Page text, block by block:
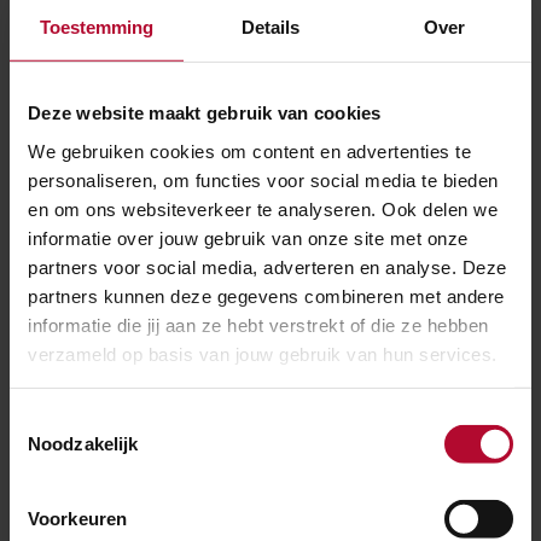
Toestemming Details Over
Deze website maakt gebruik van cookies
We gebruiken cookies om content en advertenties te
personaliseren, om functies voor social media te bieden
en om ons websiteverkeer te analyseren. Ook delen we
informatie over jouw gebruik van onze site met onze
partners voor social media, adverteren en analyse. Deze
partners kunnen deze gegevens combineren met andere
informatie die jij aan ze hebt verstrekt of die ze hebben
verzameld op basis van jouw gebruik van hun services.
Noodzakelijk
Voorkeuren
Den Bosch
en beter neergelegd. Ook daar kreeg het
emplacement een grote vernieuwing zodat treinen
sneller het station in en uit kunnen rijden. Tussen ‘s-
Hertogenbosch en Vught komt er een vierde spoor bij
het spoor door komen twee verkeerstunnels. Het
werk inVughtstart naar verwachting rond 2021.
Station Eindhoven is verbouwd en heeft een nieuwe,
passage zijn extra trappen, roltrappen en liften